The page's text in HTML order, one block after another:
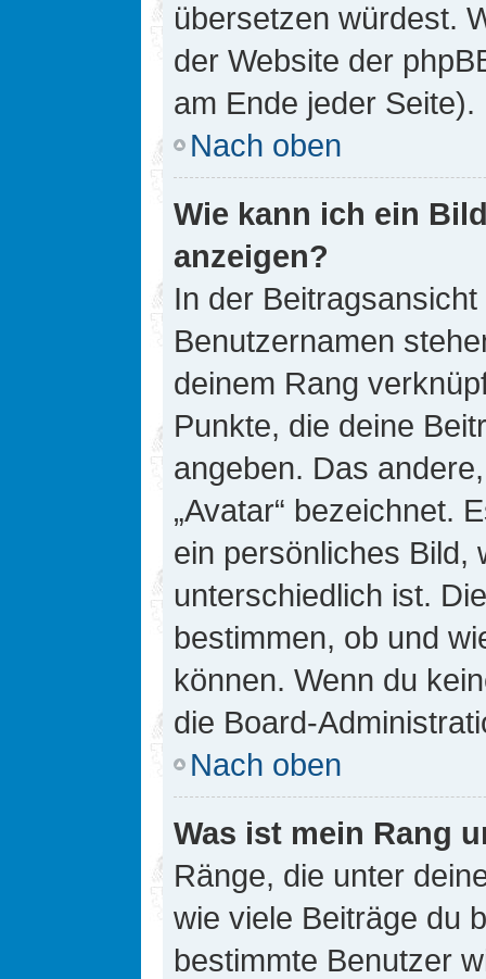
übersetzen würdest.
der Website der
am Ende jeder Seite).
Nach oben
Wie kann ich ein
anzeigen?
In der
Benutzernamen
deinem Rang
Punkte, die deine
angeben. Das
„Avatar“ bezeichnet.
ein persönliches Bild,
unterschiedlich ist.
bestimmen, ob und
können. Wenn du
die Board-
Nach oben
Was ist mein Rang
Ränge, die unter
wie viele Beiträge du
bestimmte Benutzer